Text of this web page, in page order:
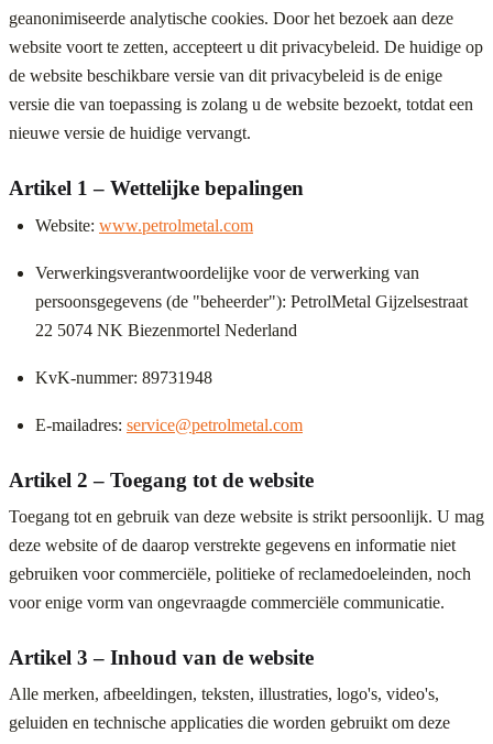
geanonimiseerde analytische cookies. Door het bezoek aan deze
website voort te zetten, accepteert u dit privacybeleid. De huidige op
de website beschikbare versie van dit privacybeleid is de enige
versie die van toepassing is zolang u de website bezoekt, totdat een
nieuwe versie de huidige vervangt.
Artikel 1 – Wettelijke bepalingen
Website: www.petrolmetal.com
Verwerkingsverantwoordelijke voor de verwerking van
persoonsgegevens (de "beheerder"): PetrolMetal Gijzelsestraat
22 5074 NK Biezenmortel Nederland
KvK-nummer: 89731948
E-mailadres: service@petrolmetal.com
Artikel 2 – Toegang tot de website
Toegang tot en gebruik van deze website is strikt persoonlijk. U mag
deze website of de daarop verstrekte gegevens en informatie niet
gebruiken voor commerciële, politieke of reclamedoeleinden, noch
voor enige vorm van ongevraagde commerciële communicatie.
Artikel 3 – Inhoud van de website
Alle merken, afbeeldingen, teksten, illustraties, logo's, video's,
geluiden en technische applicaties die worden gebruikt om deze